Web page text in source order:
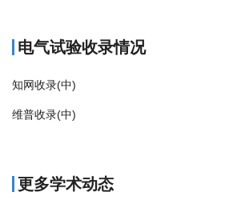
电气试验收录情况
知网收录(中)
维普收录(中)
更多学术动态